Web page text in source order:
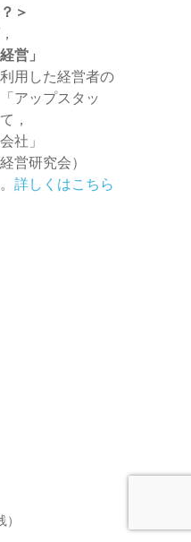
＞
営」
用した経営者の
アップスタッ
，
社」
営研究会）
詳しくはこちら